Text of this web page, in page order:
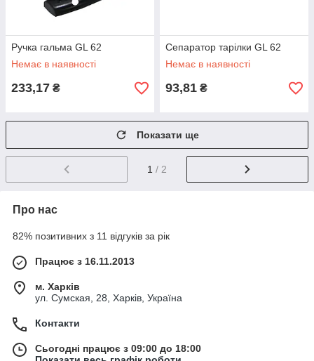
Ручка гальма GL 62
Немає в наявності
233,17 ₴
Сепаратор тарілки GL 62
Немає в наявності
93,81 ₴
Показати ще
1 / 2
Про нас
82% позитивних з 11 відгуків за рік
Працює з 16.11.2013
м. Харків
ул. Сумская, 28, Харків, Україна
Контакти
Сьогодні працює з 09:00 до 18:00